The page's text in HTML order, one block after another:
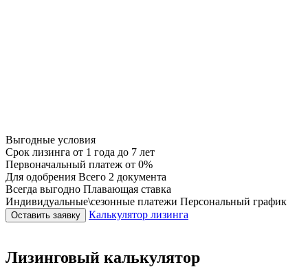
Выгодные условия
Срок лизинга от 1 года до 7 лет
Первоначальный платеж от 0%
Для одобрения Всего 2 документа
Всегда выгодно Плавающая ставка
Индивидуальные\сезонные платежи Персональный график
Оставить заявку Калькулятор лизинга
Лизинговый калькулятор